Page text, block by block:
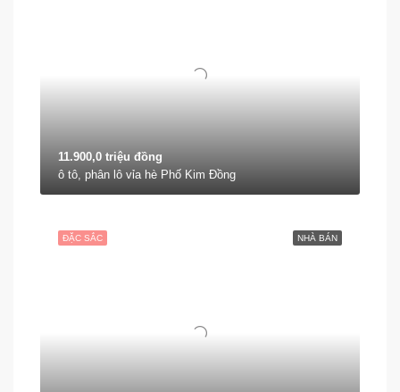
11.900,0 triệu đồng
ô tô, phân lô vỉa hè Phố Kim Đồng
NHÀ BÁN
ĐẶC SẮC